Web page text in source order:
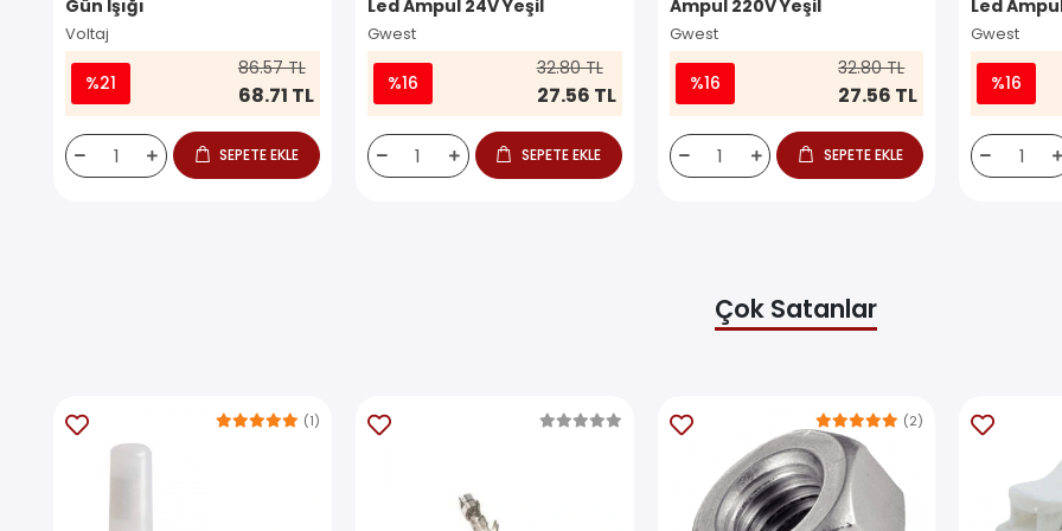
Gün Işığı
Voltaj
%21
86.57 TL
68.71 TL
SEPETE EKLE
Led Ampul 24V Yeşil
Gwest
%16
32.80 TL
27.56 TL
SEPETE EKLE
Ampul 220V Yeşil
Gwest
%16
32.80 TL
27.56 TL
SEPETE EKLE
Led
Gwest
%16
Çok Satanlar
(1) (2)